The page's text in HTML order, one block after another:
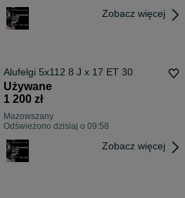
Zobacz więcej
Alufelgi 5x112 8 J x 17 ET 30
Używane
1 200 zł
Mazowszany
Odświeżono dzisiaj o 09:58
Zobacz więcej